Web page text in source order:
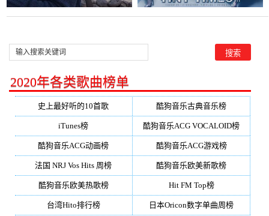
2020年各类歌曲榜单
史上最好听的10首歌 酷狗音乐古典音乐榜
iTunes榜 酷狗音乐ACG VOCALOID榜
酷狗音乐ACG动画榜 酷狗音乐ACG游戏榜
法国 NRJ Vos Hits 周榜 酷狗音乐欧美新歌榜
酷狗音乐欧美热歌榜 Hit FM Top榜
台湾Hito排行榜 日本Oricon数字单曲周榜